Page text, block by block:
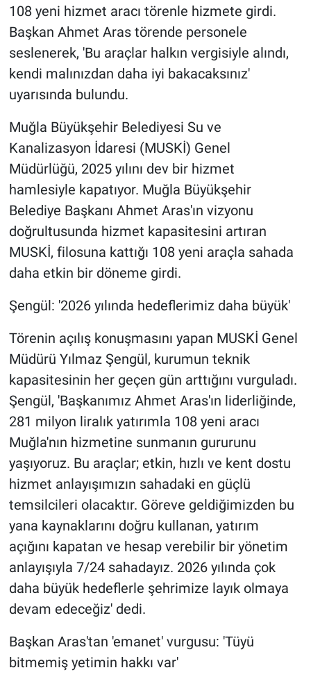
108 yeni hizmet aracı törenle hizmete girdi.
Başkan Ahmet Aras törende personele
seslenerek, 'Bu araçlar halkın vergisiyle alındı,
kendi malınızdan daha iyi bakacaksınız'
uyarısında bulundu.
Muğla Büyükşehir Belediyesi Su ve
Kanalizasyon İdaresi (MUSKİ) Genel
Müdürlüğü, 2025 yılını dev bir hizmet
hamlesiyle kapatıyor. Muğla Büyükşehir
Belediye Başkanı Ahmet Aras'ın vizyonu
doğrultusunda hizmet kapasitesini artıran
MUSKİ, filosuna kattığı 108 yeni araçla sahada
daha etkin bir döneme girdi.
Şengül: '2026 yılında hedeflerimiz daha büyük'
Törenin açılış konuşmasını yapan MUSKİ Genel
Müdürü Yılmaz Şengül, kurumun teknik
kapasitesinin her geçen gün arttığını vurguladı.
Şengül, 'Başkanımız Ahmet Aras'ın liderliğinde,
281 milyon liralık yatırımla 108 yeni aracı
Muğla'nın hizmetine sunmanın gururunu
yaşıyoruz. Bu araçlar; etkin, hızlı ve kent dostu
hizmet anlayışımızın sahadaki en güçlü
temsilcileri olacaktır. Göreve geldiğimizden bu
yana kaynaklarını doğru kullanan, yatırım
açığını kapatan ve hesap verebilir bir yönetim
anlayışıyla 7/24 sahadayız. 2026 yılında çok
daha büyük hedeflerle şehrimize layık olmaya
devam edeceğiz' dedi.
Başkan Aras'tan 'emanet' vurgusu: 'Tüyü
bitmemiş yetimin hakkı var'